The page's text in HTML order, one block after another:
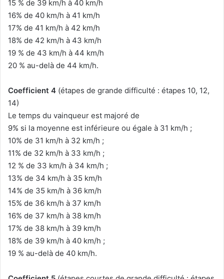
15 % de 39 km/h à 40 km/h
16% de 40 km/h à 41 km/h
17% de 41 km/h à 42 km/h
18% de 42 km/h à 43 km/h
19 % de 43 km/h à 44 km/h
20 % au-delà de 44 km/h.
Coefficient 4 (étapes de grande difficulté : étapes 10, 12,
14)
Le temps du vainqueur est majoré de
9% si la moyenne est inférieure ou égale à 31 km/h ;
10% de 31 km/h à 32 km/h ;
11% de 32 km/h à 33 km/h ;
12 % de 33 km/h à 34 km/h ;
13% de 34 km/h à 35 km/h
14% de 35 km/h à 36 km/h
15% de 36 km/h à 37 km/h
16% de 37 km/h à 38 km/h
17% de 38 km/h à 39 km/h
18% de 39 km/h à 40 km/h ;
19 % au-delà de 40 km/h.